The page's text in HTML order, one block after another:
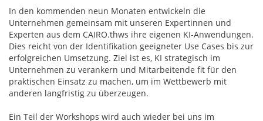
In den kommenden neun Monaten entwickeln die
Unternehmen gemeinsam mit unseren Expertinnen und
Experten aus dem CAIRO.thws ihre eigenen KI-Anwendungen.
Dies reicht von der Identifikation geeigneter Use Cases bis zur
erfolgreichen Umsetzung. Ziel ist es, KI strategisch im
Unternehmen zu verankern und Mitarbeitende fit für den
praktischen Einsatz zu machen, um im Wettbewerb mit
anderen langfristig zu überzeugen.
Ein Teil der Workshops wird auch wieder bei uns im